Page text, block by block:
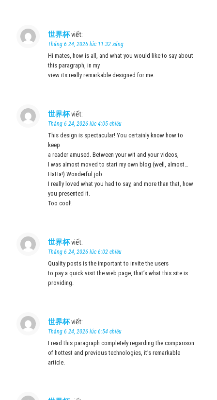
世界杯viết:
Tháng 6 24, 2026 lúc 11:32 sáng
Hi mates, how is all, and what you would like to say about
this paragraph, in my
view its really remarkable designed for me.
世界杯viết:
Tháng 6 24, 2026 lúc 4:05 chiều
This design is spectacular! You certainly know how to
keep
a reader amused. Between your wit and your videos,
I was almost moved to start my own blog (well, almost…
HaHa!) Wonderful job.
I really loved what you had to say, and more than that, how
you presented it.
Too cool!
世界杯viết:
Tháng 6 24, 2026 lúc 6:02 chiều
Quality posts is the important to invite the users
to pay a quick visit the web page, that’s what this site is
providing.
世界杯viết:
Tháng 6 24, 2026 lúc 6:54 chiều
I read this paragraph completely regarding the comparison
of hottest and previous technologies, it’s remarkable
article.